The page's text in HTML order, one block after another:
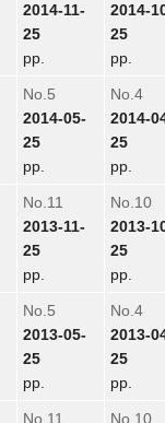
2014-11-
25
pp.
2014-
25
pp.
No.5
2014-05-
25
pp.
No.4
2014-
25
pp.
No.11
2013-11-
25
pp.
No.10
2013-
25
pp.
No.5
2013-05-
25
pp.
No.4
2013-
25
pp.
No.11 No.10